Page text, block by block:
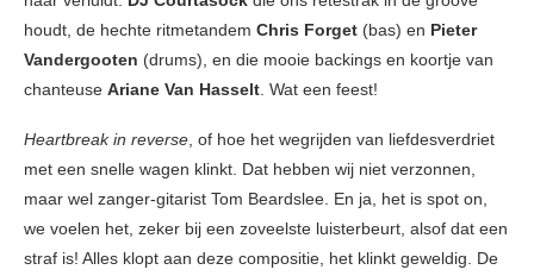
houdt, de hechte ritmetandem Chris Forget (bas) en Pieter
Vandergooten (drums), en die mooie backings en koortje van
chanteuse Ariane Van Hasselt . Wat een feest!
Heartbreak in reverse , of hoe het wegrijden van liefdesverdriet
met een snelle wagen klinkt. Dat hebben wij niet verzonnen,
maar wel zanger-gitarist Tom Beardslee. En ja, het is spot on,
we voelen het, zeker bij een zoveelste luisterbeurt, alsof dat een
straf is! Alles klopt aan deze compositie, het klinkt geweldig. De